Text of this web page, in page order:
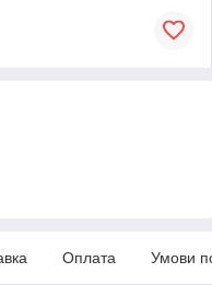
Оплата Умови